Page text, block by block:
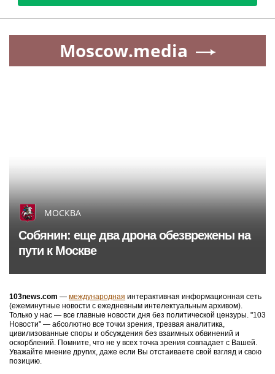
Moscow.media
МОСКВА
Собянин: еще два дрона обезврежены на
пути к Москве
103news.com — международная интерактивная информационная сеть
(ежеминутные новости с ежедневным интелектуальным архивом).
Только у нас — все главные новости дня без политической цензуры. "103
Новости" — абсолютно все точки зрения, трезвая аналитика,
цивилизованные споры и обсуждения без взаимных обвинений и
оскорблений. Помните, что не у всех точка зрения совпадает с Вашей.
Уважайте мнение других, даже если Вы отстаиваете свой взгляд и свою
позицию.